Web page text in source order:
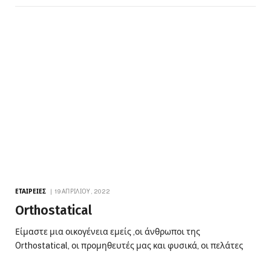
ΕΤΑΙΡΕΊΕΣ 19 ΑΠΡΙΛΊΟΥ, 2022
Orthostatical
Είμαστε μια οικογένεια εμείς ,οι άνθρωποι της
Orthostatical, οι προμηθευτές μας και φυσικά, οι πελάτες